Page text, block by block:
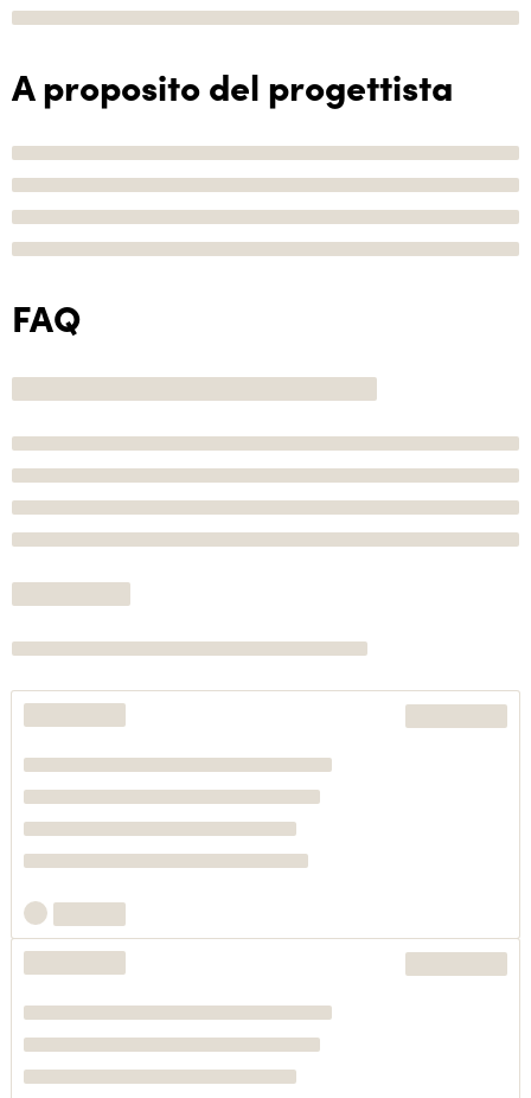
A proposito del progettista
FAQ